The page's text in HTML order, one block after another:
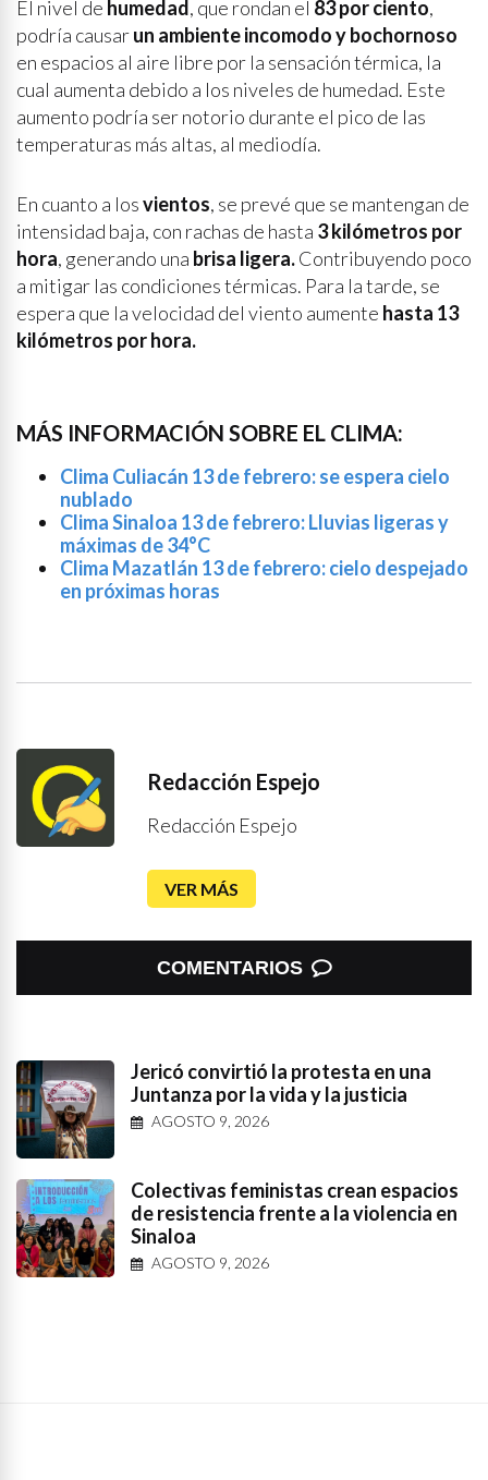
El nivel de humedad , que rondan el 83 por ciento,
podría causarun ambiente incomodo y bochornoso
en espacios al aire libre por la sensación térmica, la
cual aumenta debido a los niveles de humedad. Este
aumento podría ser notorio durante el pico de las
temperaturas más altas, al mediodía.
En cuanto a losvientos, se prevé que se mantengan de
intensidad baja, con rachas de hasta 3 kilómetros por
hora, generando una brisa ligera.Contribuyendo poco
a mitigar las condiciones térmicas. Para la tarde, se
espera que la velocidad del viento aumente hasta 13
kilómetros por hora.
MÁS INFORMACIÓN SOBRE EL CLIMA:
Clima Culiacán 13 de febrero: se espera cielo
nublado
Clima Sinaloa 13 de febrero: Lluvias ligeras y
máximas de 34°C
Clima Mazatlán 13 de febrero: cielo despejado
en próximas horas
Redacción Espejo
Redacción Espejo
VER MÁS
COMENTARIOS
Jericó convirtió la protesta en una
Juntanza por la vida y la justicia
AGOSTO 9, 2026
Colectivas feministas crean espacios
de resistencia frente a la violencia en
Sinaloa
AGOSTO 9, 2026